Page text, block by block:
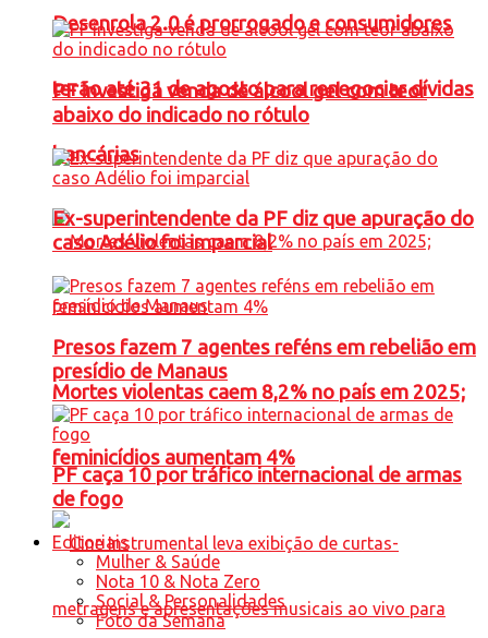
Desenrola 2.0 é prorrogado e consumidores
terão até 31 de agosto para renegociar dívidas
bancárias
Mortes violentas caem 8,2% no país em 2025;
feminicídios aumentam 4%
PF investiga venda de álcool gel com teor
abaixo do indicado no rótulo
Ex-superintendente da PF diz que apuração do
caso Adélio foi imparcial
Presos fazem 7 agentes reféns em rebelião em
presídio de Manaus
PF caça 10 por tráfico internacional de armas
de fogo
Editoriais
Mulher & Saúde
Nota 10 & Nota Zero
Social & Personalidades
Foto da Semana